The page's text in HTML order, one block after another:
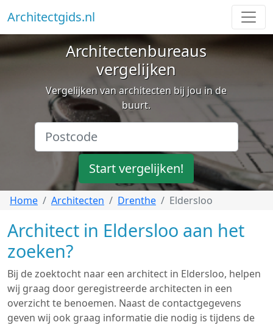
Architectgids.nl
Architectenbureaus
vergelijken
Vergelijken van architecten bij jou in de
buurt.
Start vergelijken!
Home Architecten Drenthe Eldersloo
Architect in Eldersloo aan het
zoeken?
Bij de zoektocht naar een architect in Eldersloo, helpen
wij graag door geregistreerde architecten in een
overzicht te benoemen. Naast de contactgegevens
geven wij ook graag informatie die nodig is tijdens de